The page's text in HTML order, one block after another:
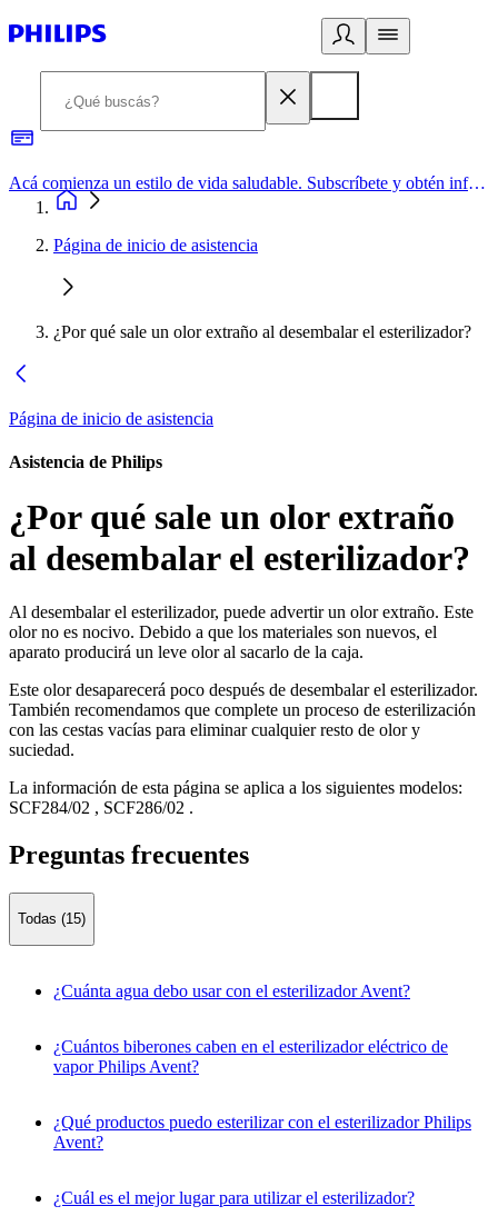
Acá comienza un estilo de vida saludable. Subscríbete y obtén información de primera mano
Página de inicio de asistencia
¿Por qué sale un olor extraño al desembalar el esterilizador?
Página de inicio de asistencia
Asistencia de Philips
¿Por qué sale un olor extraño
al desembalar el esterilizador?
Al desembalar el esterilizador, puede advertir un olor extraño. Este
olor no es nocivo. Debido a que los materiales son nuevos, el
aparato producirá un leve olor al sacarlo de la caja.
Este olor desaparecerá poco después de desembalar el esterilizador.
También recomendamos que complete un proceso de esterilización
con las cestas vacías para eliminar cualquier resto de olor y
suciedad.
La información de esta página se aplica a los siguientes modelos:
SCF284/02 , SCF286/02 .
Preguntas frecuentes
Todas (15)
¿Cuánta agua debo usar con el esterilizador Avent?
¿Cuántos biberones caben en el esterilizador eléctrico de
vapor Philips Avent?
¿Qué productos puedo esterilizar con el esterilizador Philips
Avent?
¿Cuál es el mejor lugar para utilizar el esterilizador?